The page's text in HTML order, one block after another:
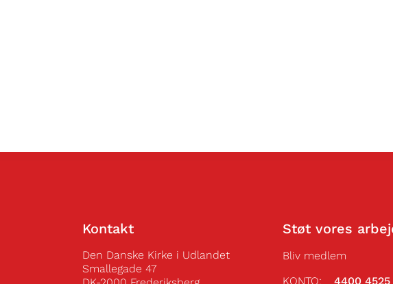
Kontakt
Den Danske Kirke i Udlandet
Smallegade 47
Støt vores
Bliv medlem
KONTO:
4400 4525